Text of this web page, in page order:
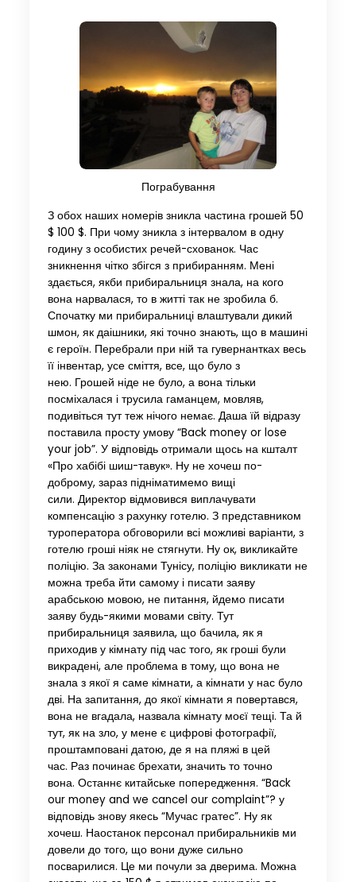
Пограбування
З обох наших номерів зникла частина грошей 50
$ 100 $. При чому зникла з інтервалом в одну
годину з особистих речей-схованок. Час
зникнення чітко збігся з прибиранням. Мені
здається, якби прибиральниця знала, на кого
вона нарвалася, то в житті так не зробила б.
Спочатку ми прибиральниці влаштували дикий
шмон, як даішники, які точно знають, що в машині
є героїн. Перебрали при ній та гувернантках весь
її інвентар, усе сміття, все, що було з
нею. Грошей ніде не було, а вона тільки
посміхалася і трусила гаманцем, мовляв,
подивіться тут теж нічого немає. Даша їй відразу
поставила просту умову “Back money or lose
your job”. У відповідь отримали щось на кшталт
«Про хабібі шиш-тавук». Ну не хочеш по-
доброму, зараз підніматимемо вищі
сили. Директор відмовився виплачувати
компенсацію з рахунку готелю. З представником
туроператора обговорили всі можливі варіанти, з
готелю гроші ніяк не стягнути. Ну ок, викликайте
поліцію. За законами Тунісу, поліцію викликати не
можна треба йти самому і писати заяву
арабською мовою, не питання, йдемо писати
заяву будь-якими мовами світу. Тут
прибиральниця заявила, що бачила, як я
приходив у кімнату під час того, як гроші були
викрадені, але проблема в тому, що вона не
знала з якої я саме кімнати, а кімнати у нас було
дві. На запитання, до якої кімнати я повертався,
вона не вгадала, назвала кімнату моєї тещі. Та й
тут, як на зло, у мене є цифрові фотографії,
проштамповані датою, де я на пляжі в цей
час. Раз починає брехати, значить то точно
вона. Останнє китайське попередження. “Back
our money and we cancel our complaint”? у
відповідь знову якесь “Мучас гратес”. Ну як
хочеш. Наостанок персонал прибиральників ми
довели до того, що вони дуже сильно
посварилися. Це ми почули за дверима. Можна